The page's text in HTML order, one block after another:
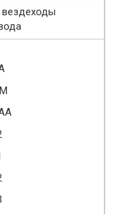
вездеходы